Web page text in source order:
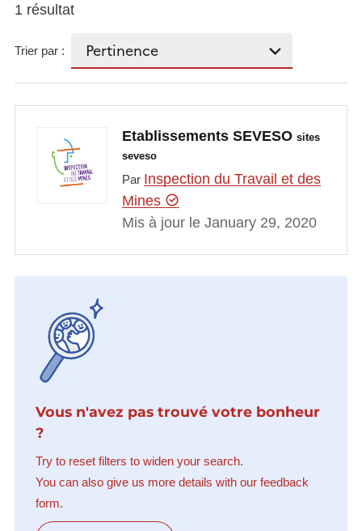
1 résultat
Trier par :
Etablissements SEVESO sites
seveso
Par Inspection du Travail et des
Mines
Mis à jour le January 29, 2020
Vous n'avez pas trouvé votre bonheur
?
Try to reset filters to widen your search.
You can also give us more details with our feedback
form.